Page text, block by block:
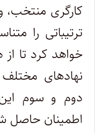
کارگری منتخب،
ترتیباتی را
خواهد کرد تا
نهادهای
دوم و سوم این
اطمینان حاصل